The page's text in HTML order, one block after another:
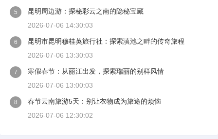
5
昆明周边游：探秘彩云之南的隐秘宝藏
2026-07-06 14:30:03
6
昆明市昆明穆桂英旅行社：探索滇池之畔的传奇旅程
2026-07-06 13:30:03
7
寒假春节：从丽江出发，探索瑞丽的别样风情
2026-07-06 13:00:03
8
春节云南旅游5天：别让衣物成为旅途的烦恼
2026-07-06 12:30:02